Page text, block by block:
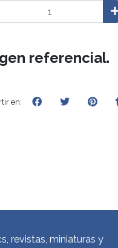
referencial.
en:
revistas, miniaturas y